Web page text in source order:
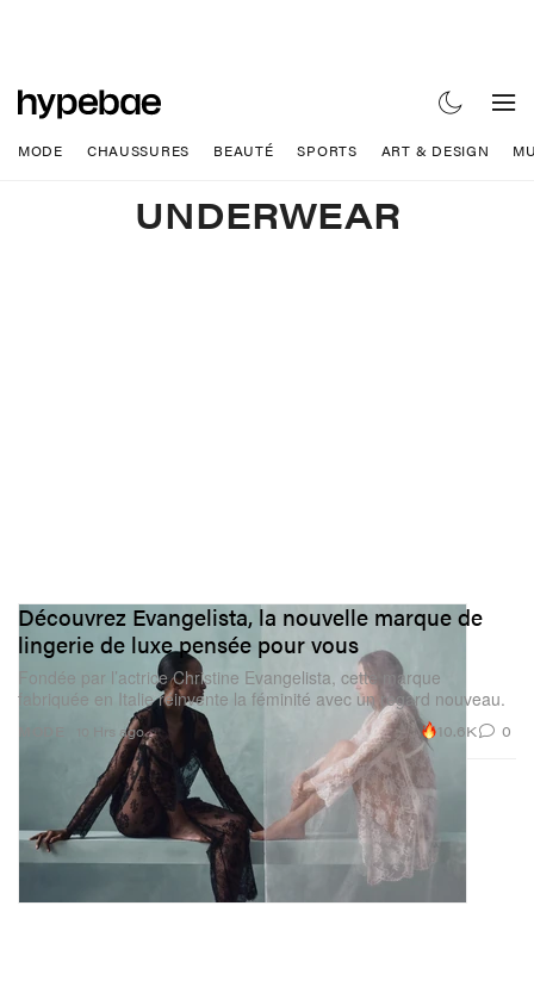
MODE CHAUSSURES BEAUTÉ SPORTS ART & DESIGN
UNDERWEAR
Découvrez Evangelista, la nouvelle marque de
lingerie de luxe pensée pour vous
Fondée par l’actrice Christine Evangelista, cette marque
fabriquée en Italie réinvente la féminité avec un regard nouveau.
10 Hrs ago 10.6K 0